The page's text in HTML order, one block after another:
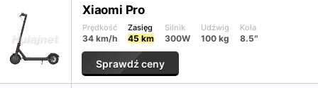
Xiaomi Pro
Prędkość
34 km/h
Zasięg
45 km
Silnik
300W
Udźwig
100 kg
Koła
8.5″
Sprawdź ceny